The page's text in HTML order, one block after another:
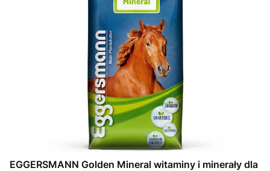
EGGERSMANN Golden Mineral witaminy i minerały dla